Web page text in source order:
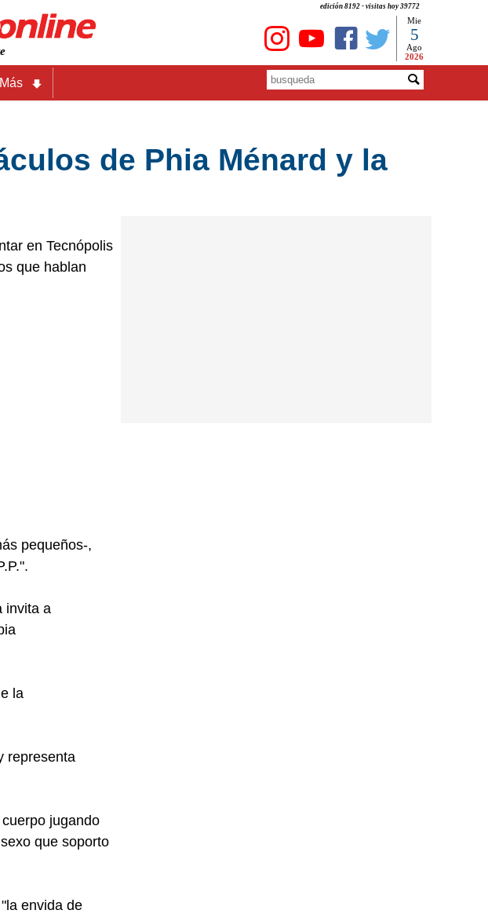
edición 8192 - visitas hoy 39772
Mie
5
Ago
2026
Más
de Phia Ménard y la
en Tecnópolis
que hablan
pequeños-,
invita a
la
representa
jugando
que soporto
envida de